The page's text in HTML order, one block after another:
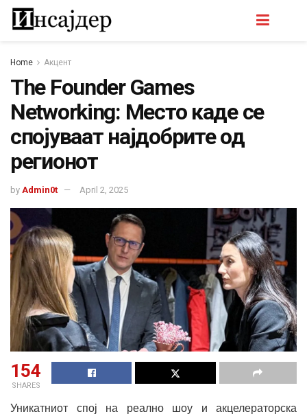
Home Акцент
The Founder Games
Networking: Место каде се
спојуваат најдобрите од
регионот
by Admin0t April 2, 2025
154
SHARES
Уникатниот спој на реално шоу и акцелераторска